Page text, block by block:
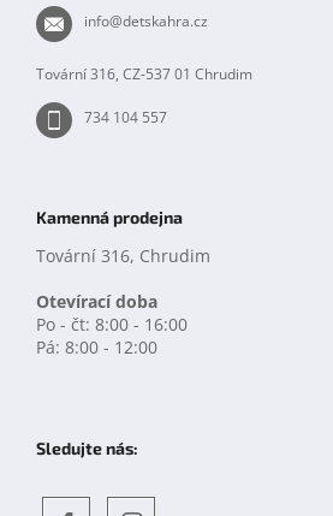
info@detskahra.cz
Tovární 316, CZ-537 01 Chrudim
734 104 557
Kamenná prodejna
Tovární 316, Chrudim
Otevírací doba
Po - čt: 8:00 - 16:00
Pá: 8:00 - 12:00
Sledujte nás: